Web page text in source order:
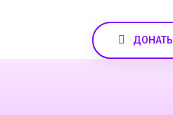
ДОНАТЫ